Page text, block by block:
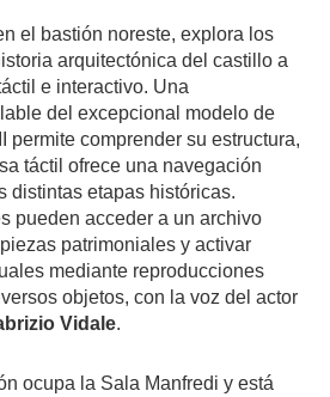
el bastión noreste, explora los
arquitectónica del castillo a
e interactivo. Una
del excepcional modelo de
permite comprender su estructura,
táctil ofrece una navegación
distintas etapas históricas.
pueden acceder a un archivo
patrimoniales y activar
mediante reproducciones
objetos, con la voz del actor
Vidale.
ocupa la Sala Manfredi y está